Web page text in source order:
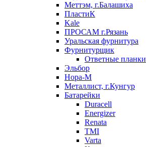
Меттэм, г.Балашиха
ПластиК
Kale
ПРОСАМ г.Рязань
Уральская фурнитура
Фурнитурщик
Ответные планки
Эльбор
Нора-М
Металлист, г.Кунгур
Батарейки
Duracell
Energizer
Renata
TMI
Varta